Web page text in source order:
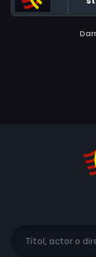
Jacobs, Andy
Geoghegan,